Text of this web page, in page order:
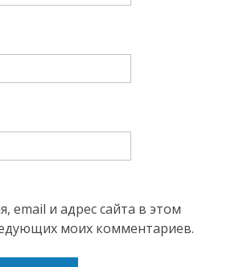
email и адрес сайта в этом
моих комментариев.